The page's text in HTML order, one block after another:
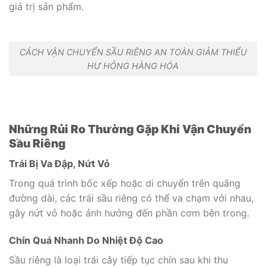
giá trị sản phẩm.
CÁCH VẬN CHUYỂN SẦU RIÊNG AN TOÀN GIẢM THIỂU
HƯ HỎNG HÀNG HÓA
Những Rủi Ro Thường Gặp Khi Vận Chuyển
Sầu Riêng
Trái Bị Va Đập, Nứt Vỏ
Trong quá trình bốc xếp hoặc di chuyển trên quãng
đường dài, các trái sầu riêng có thể va chạm với nhau,
gây nứt vỏ hoặc ảnh hưởng đến phần cơm bên trong.
Chín Quá Nhanh Do Nhiệt Độ Cao
Sầu riêng là loại trái cây tiếp tục chín sau khi thu